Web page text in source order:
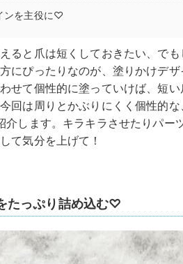
ンを主役に♡
ると爪は短くしておきたい、で
にぴったりなのが、塗りかけデ
せて個性的に塗っていけば、短
回は周りとかぶりにくく個性的
介します。キラキラさせたりパー
て気分を上げて！
たっぷり詰め込む♡